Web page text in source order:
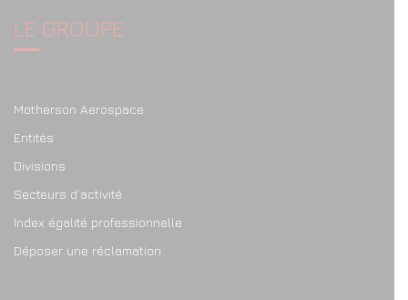
LE GROUPE
Motherson Aerospace
Entités
Divisions
Secteurs d’activité
Index égalité professionnelle
Déposer une réclamation